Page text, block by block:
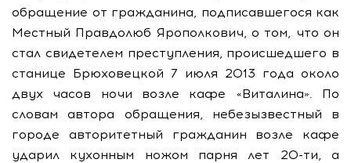
обращение от гражданина, подписавшегося как
Местный Правдолюб Ярополкович, о том, что он
стал свидетелем преступления, происшедшего в
станице Брюховецкой 7 июля 2013 года около
двух часов ночи возле кафе «Виталина». По
словам автора обращения, небезызвестный в
городе авторитетный гражданин возле кафе
ударил кухонным ножом парня лет 20-ти, а